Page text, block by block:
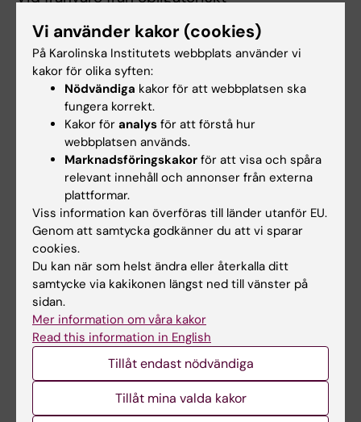
utbildningsinslag ansvarar studenten själv för
att kontakta kursansvarig lärare för
ersättningsuppgift. Examinator bedömer om
och hur en student kan ta igen missat
obligatoriskt utbildningsinslag. Frånvaro från
obligatoriskt utbildningsinslag kan innebära
att studenten inte kan genomföra andra delar
av kursen, avslutande examination eller ta igen
utbildningsinslaget förrän nästa gång kursen
ges.
För student som inte blivit godkänd vid det
ordinarie examinationstillfället erbjuds förnyad
examination vid ett senare tillfälle enligt
överenskommelse med handledare och
examinator.
Om det föreligger särskilda skäl, eller behov av
anpassning för student med
Vi använder kakor (cookies)
På Karolinska Institutets webbplats använder vi
kakor för olika syften:
Nödvändiga kakor för att webbplatsen ska
fungera korrekt.
Kakor för analys för att förstå hur
webbplatsen används.
Marknadsföringskakor för att visa och spåra
relevant innehåll och annonser från externa
plattformar.
Viss information kan överföras till länder utanför EU.
Genom att samtycka godkänner du att vi sparar
cookies.
Du kan när som helst ändra eller återkalla ditt
samtycke via kakikonen längst ned till vänster på
sidan.
Mer information om våra kakor
Read this information in English
Tillåt endast nödvändiga
Tillåt mina valda kakor